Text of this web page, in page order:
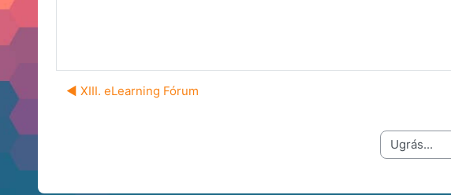
◀︎ XIII. eLearning Fórum
Ugrás...